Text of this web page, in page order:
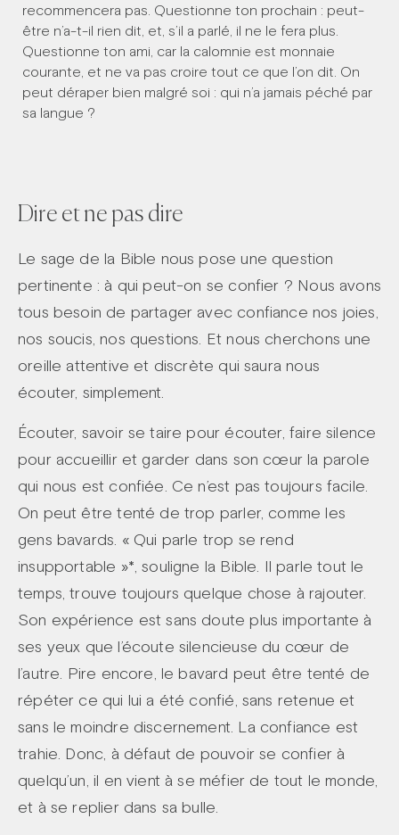
recommencera pas. Questionne ton prochain : peut-
être n’a-t-il rien dit, et, s’il a parlé, il ne le fera plus.
Questionne ton ami, car la calomnie est monnaie
courante, et ne va pas croire tout ce que l’on dit. On
peut déraper bien malgré soi : qui n’a jamais péché par
sa langue ?
Dire et ne pas dire
Le sage de la Bible nous pose une question
pertinente : à qui peut-on se confier ? Nous avons
tous besoin de partager avec confiance nos joies,
nos soucis, nos questions. Et nous cherchons une
oreille attentive et discrète qui saura nous
écouter, simplement.
Écouter, savoir se taire pour écouter, faire silence
pour accueillir et garder dans son cœur la parole
qui nous est confiée. Ce n’est pas toujours facile.
On peut être tenté de trop parler, comme les
gens bavards. « Qui parle trop se rend
insupportable »*, souligne la Bible. Il parle tout le
temps, trouve toujours quelque chose à rajouter.
Son expérience est sans doute plus importante à
ses yeux que l’écoute silencieuse du cœur de
l’autre. Pire encore, le bavard peut être tenté de
répéter ce qui lui a été confié, sans retenue et
sans le moindre discernement. La confiance est
trahie. Donc, à défaut de pouvoir se confier à
quelqu’un, il en vient à se méfier de tout le monde,
et à se replier dans sa bulle.